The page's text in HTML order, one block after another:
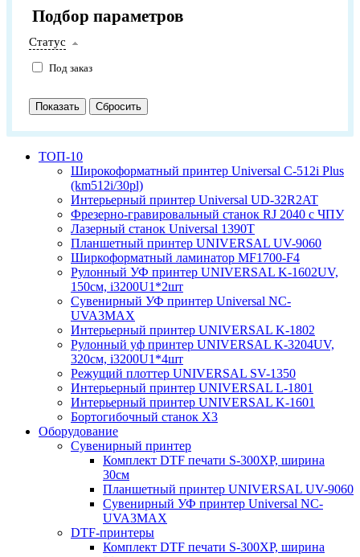
Подбор параметров
Статус
Под заказ
ТОП-10
Широкоформатный принтер Universal C-512i Plus
(km512i/30pl)
Интерьерный принтер Universal UD-32R2AT
Фрезерно-гравировальный станок RJ 2040 с ЧПУ
Лазерный станок Universal 1390T
Планшетный принтер UNIVERSAL UV-9060
Ширкоформатный ламинатор MF1700-F4
Рулонный УФ принтер UNIVERSAL K-1602UV,
150см, i3200U1*2шт
Cувенирный УФ принтер Universal NC-
UVA3MAX
Интерьерный принтер UNIVERSAL K-1802
Рулонный уф принтер UNIVERSAL K-3204UV,
320см, i3200U1*4шт
Режущий плоттер UNIVERSAL SV-1350
Интерьерный принтер UNIVERSAL L-1801
Интерьерный принтер UNIVERSAL K-1601
Бортогибочный станок X3
Оборудование
Cувенирный принтер
Комплект DTF печати S-300XP, ширина
30см
Планшетный принтер UNIVERSAL UV-9060
Cувенирный УФ принтер Universal NC-
UVA3MAX
DTF-принтеры
Комплект DTF печати S-300XP, ширина